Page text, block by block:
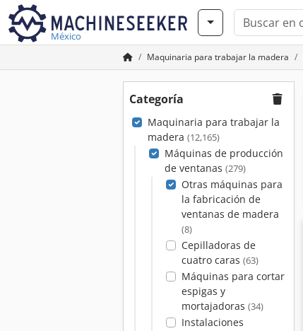
México
Maquinaria para trabajar la madera
Categoría
Maquinaria para trabajar la
madera (12,165)
Máquinas de producción
de ventanas (279)
Otras máquinas para
la fabricación de
ventanas de madera
(8)
Cepilladoras de
cuatro caras (63)
Máquinas para cortar
espigas y
mortajadoras (34)
Instalaciones